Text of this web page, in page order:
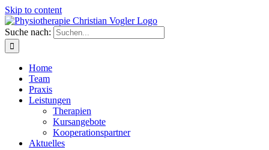
Skip to content
Suche nach:
Home
Team
Praxis
Leistungen
Therapien
Kursangebote
Kooperationspartner
Aktuelles